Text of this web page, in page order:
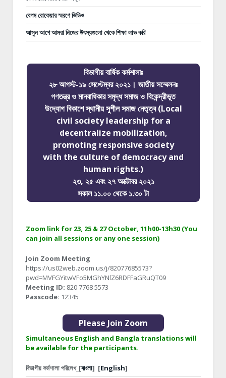
বেগম রোকেয়ার স্মরণে ভিডিও
আসুন আগে আমরা নিজের উৎস্যগুলো থেকে শিক্ষা লাভ করি
বিভাগীয় বার্ষিক কর্মশালাঃ
২৮ আগস্ট-১৯ সেপ্টেম্বর ২০২১। জাতীয় সম্মেলনঃ
গণতন্ত্র ও মানবাধিকার সমৃদ্ধ সমাজ ও বিকেন্দ্রীভূত
উদ্যোগ বিকাশে স্থানীয় সুশীল সমাজ নেতৃত্ব (Local
civil society leadership for a
decentralize mobilization,
promoting responsive society
with the culture of democracy and
human rights.)
২৩, ২৫ এবং ২৭ অক্টোবর ২০২১
সকাল ১১.০০ থেকে ১.৩০ টা
Zoom link for 23, 25 & 27 October, 11h00-13h30 (You
can join all sessions or any one session)
Join Zoom Meeting
https://us02web.zoom.us/j/82077685573?
pwd=MVFGYitwVFo5MGhYNlZ6RDFFaGRuQT09
Meeting ID: 820 7768 5573
Passcode: 12345
Please Join Zoom
Simultaneous English and Bangla translations will
be available for the participants.
বিভাগীয় কর্মশালা পরিলেখ_[বাংলা] [English]